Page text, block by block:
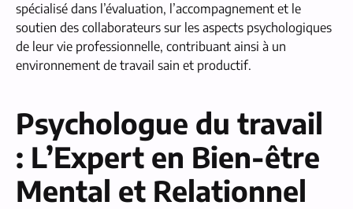
spécialisé dans l’évaluation, l’accompagnement et le
soutien des collaborateurs sur les aspects psychologiques
de leur vie professionnelle, contribuant ainsi à un
environnement de travail sain et productif.
Psychologue du travail
: L’Expert en Bien-être
Mental et Relationnel